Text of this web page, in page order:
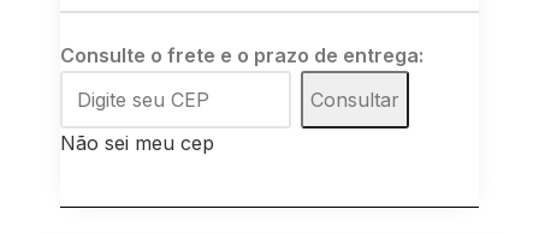
Consulte o frete e o prazo de entrega:
Consultar
Não sei meu cep